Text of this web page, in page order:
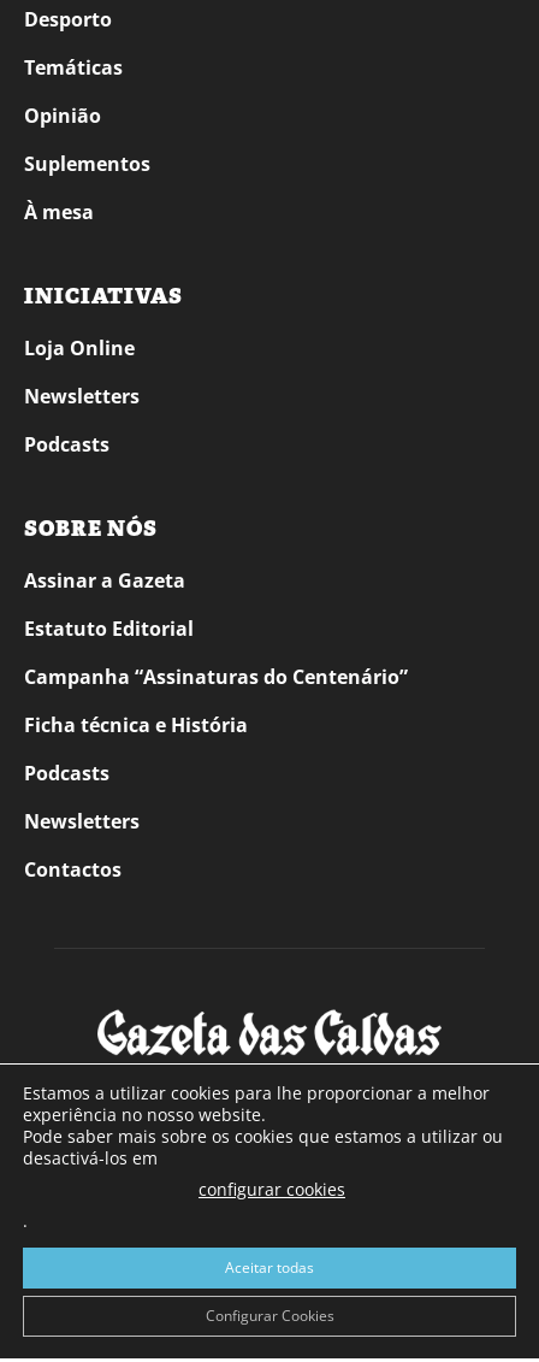
Desporto
Temáticas
Opinião
Suplementos
À mesa
INICIATIVAS
Loja Online
Newsletters
Podcasts
SOBRE NÓS
Assinar a Gazeta
Estatuto Editorial
Campanha “Assinaturas do Centenário”
Ficha técnica e História
Podcasts
Newsletters
Contactos
SOBRE NÓS
Com sede nas Caldas da Rainha e mais de 90 anos de
a sul de distrito de Leiria, com mais de 40.000 leitores por
toda a região Oeste. Jornal com distribuição em Portugal
Continental e assinatura online.
Estamos a utilizar cookies para lhe proporcionar a melhor
experiência no nosso website.
Pode saber mais sobre os cookies que estamos a utilizar ou
desactivá-los em
configurar cookies
.
Aceitar todas
Configurar Cookies